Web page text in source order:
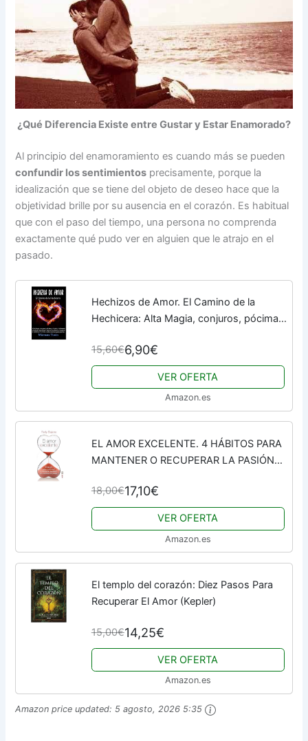
¿Qué Diferencia Existe entre Gustar y Estar Enamorado?
Al principio del enamoramiento es cuando más se pueden
confundir los sentimientos precisamente, porque la
idealización que se tiene del objeto de deseo hace que la
objetividad brille por su ausencia en el corazón. Es habitual
que con el paso del tiempo, una persona no comprenda
exactamente qué pudo ver en alguien que le atrajo en el
pasado.
Hechizos de Amor. El Camino de la
Hechicera: Alta Magia, conjuros, pócimas,
atraer, mejorar la relación y recuperar al...
15,60€6,90€
VER OFERTA
Amazon.es
EL AMOR EXCELENTE. 4 HÁBITOS PARA
MANTENER O RECUPERAR LA PASIÓN
18,00€17,10€
VER OFERTA
Amazon.es
El templo del corazón: Diez Pasos Para
Recuperar El Amor (Kepler)
15,00€14,25€
VER OFERTA
Amazon.es
Amazon price updated: 5 agosto, 2026 5:35